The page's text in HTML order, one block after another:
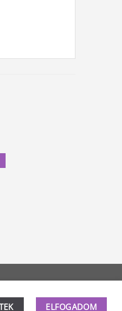
ELFOGADOM